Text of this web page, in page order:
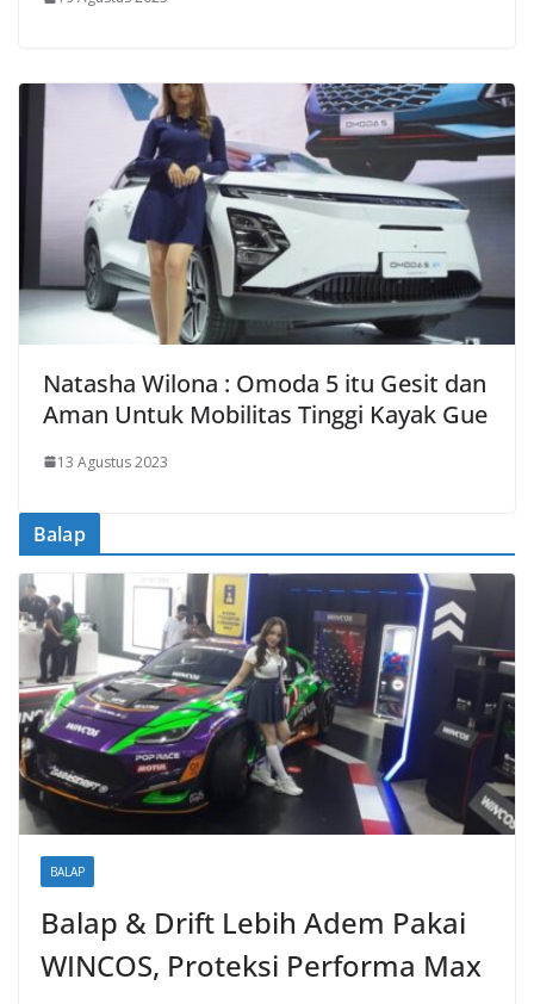
Natasha Wilona : Omoda 5 itu Gesit dan
Aman Untuk Mobilitas Tinggi Kayak Gue
13 Agustus 2023
Balap
BALAP
Balap & Drift Lebih Adem Pakai
WINCOS, Proteksi Performa Max